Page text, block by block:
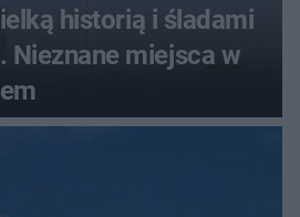
historią i śladami
Nieznane miejsca w